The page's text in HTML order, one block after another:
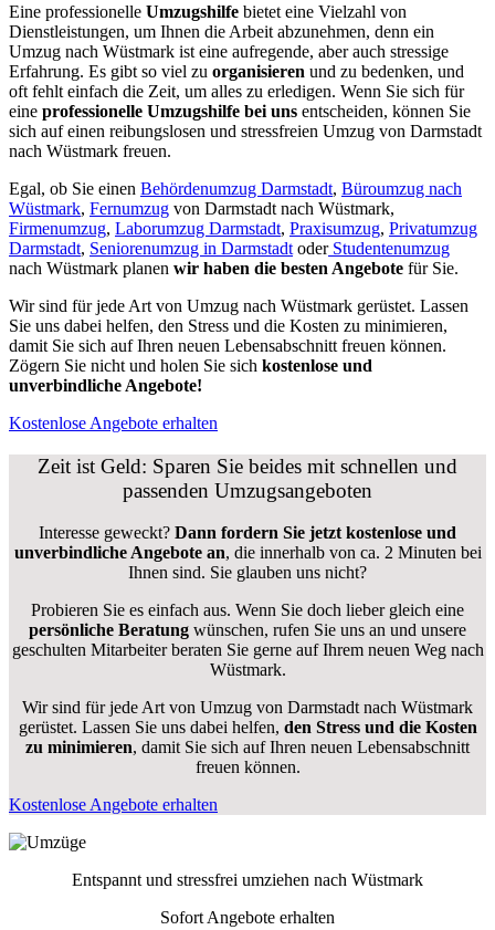
Eine professionelle Umzugshilfe bietet eine Vielzahl von
Dienstleistungen, um Ihnen die Arbeit abzunehmen, denn ein
Umzug nach Wüstmark ist eine aufregende, aber auch stressige
Erfahrung. Es gibt so viel zu organisieren und zu bedenken, und
oft fehlt einfach die Zeit, um alles zu erledigen. Wenn Sie sich für
eine professionelle Umzugshilfe bei uns entscheiden, können Sie
sich auf einen reibungslosen und stressfreien Umzug von Darmstadt
nach Wüstmark freuen.
Egal, ob Sie einen Behördenumzug Darmstadt, Büroumzug nach
Wüstmark, Fernumzug von Darmstadt nach Wüstmark,
Firmenumzug, Laborumzug Darmstadt, Praxisumzug, Privatumzug
Darmstadt, Seniorenumzug in Darmstadt oderStudentenumzug
nach Wüstmark planen wir haben die besten Angebote für Sie.
Wir sind für jede Art von Umzug nach Wüstmark gerüstet. Lassen
Sie uns dabei helfen, den Stress und die Kosten zu minimieren,
damit Sie sich auf Ihren neuen Lebensabschnitt freuen können.
Zögern Sie nicht und holen Sie sich kostenlose und
unverbindliche Angebote!
Kostenlose Angebote erhalten
Zeit ist Geld: Sparen Sie beides mit schnellen und
passenden Umzugsangeboten
Interesse geweckt? Dann fordern Sie jetzt kostenlose und
unverbindliche Angebote an, die innerhalb von ca. 2 Minuten bei
Ihnen sind. Sie glauben uns nicht?
Probieren Sie es einfach aus. Wenn Sie doch lieber gleich eine
persönliche Beratung wünschen, rufen Sie uns an und unsere
geschulten Mitarbeiter beraten Sie gerne auf Ihrem neuen Weg nach
Wüstmark.
Wir sind für jede Art von Umzug von Darmstadt nach Wüstmark
gerüstet. Lassen Sie uns dabei helfen, den Stress und die Kosten
zu minimieren, damit Sie sich auf Ihren neuen Lebensabschnitt
freuen können.
Kostenlose Angebote erhalten
Entspannt und stressfrei umziehen nach Wüstmark
Sofort Angebote erhalten